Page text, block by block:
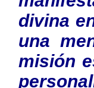
divina
una
misión